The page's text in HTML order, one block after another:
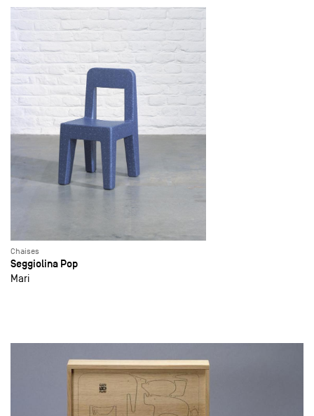
Chaises
Seggiolina Pop
Mari